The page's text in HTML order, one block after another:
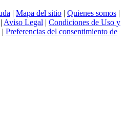
| Mapa del sitio | Quienes somos |
| Aviso Legal | Condiciones de Uso y
| Preferencias del consentimiento de